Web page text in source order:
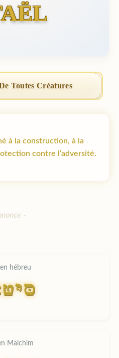
Toutes Créatures
à la construction, à la
contre l’adversité.
hébreu
Malchim